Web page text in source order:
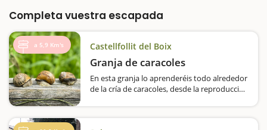
Completa vuestra escapada
a 5,9 Km's Castellfollit del Boix
Granja de caracoles
En esta granja lo aprenderéis todo alrededor
de la cría de caracoles, desde la reproducción
es la que le proponemos en Cal Jep. Se trata